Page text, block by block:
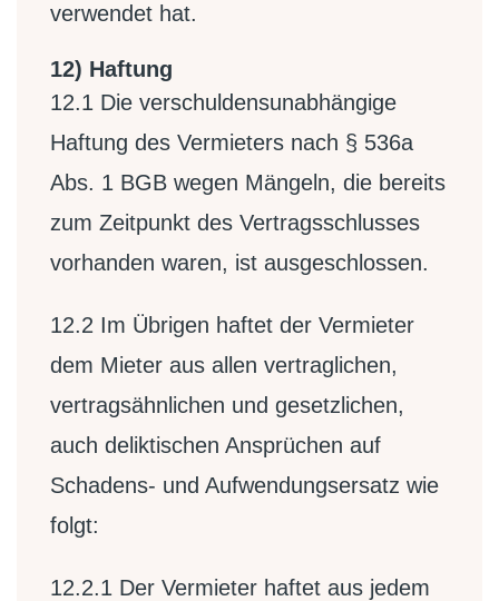
verwendet hat.
12) Haftung
12.1 Die verschuldensunabhängige
Haftung des Vermieters nach § 536a
Abs. 1 BGB wegen Mängeln, die bereits
zum Zeitpunkt des Vertragsschlusses
vorhanden waren, ist ausgeschlossen.
12.2 Im Übrigen haftet der Vermieter
dem Mieter aus allen vertraglichen,
vertragsähnlichen und gesetzlichen,
auch deliktischen Ansprüchen auf
Schadens- und Aufwendungsersatz wie
folgt:
12.2.1 Der Vermieter haftet aus jedem